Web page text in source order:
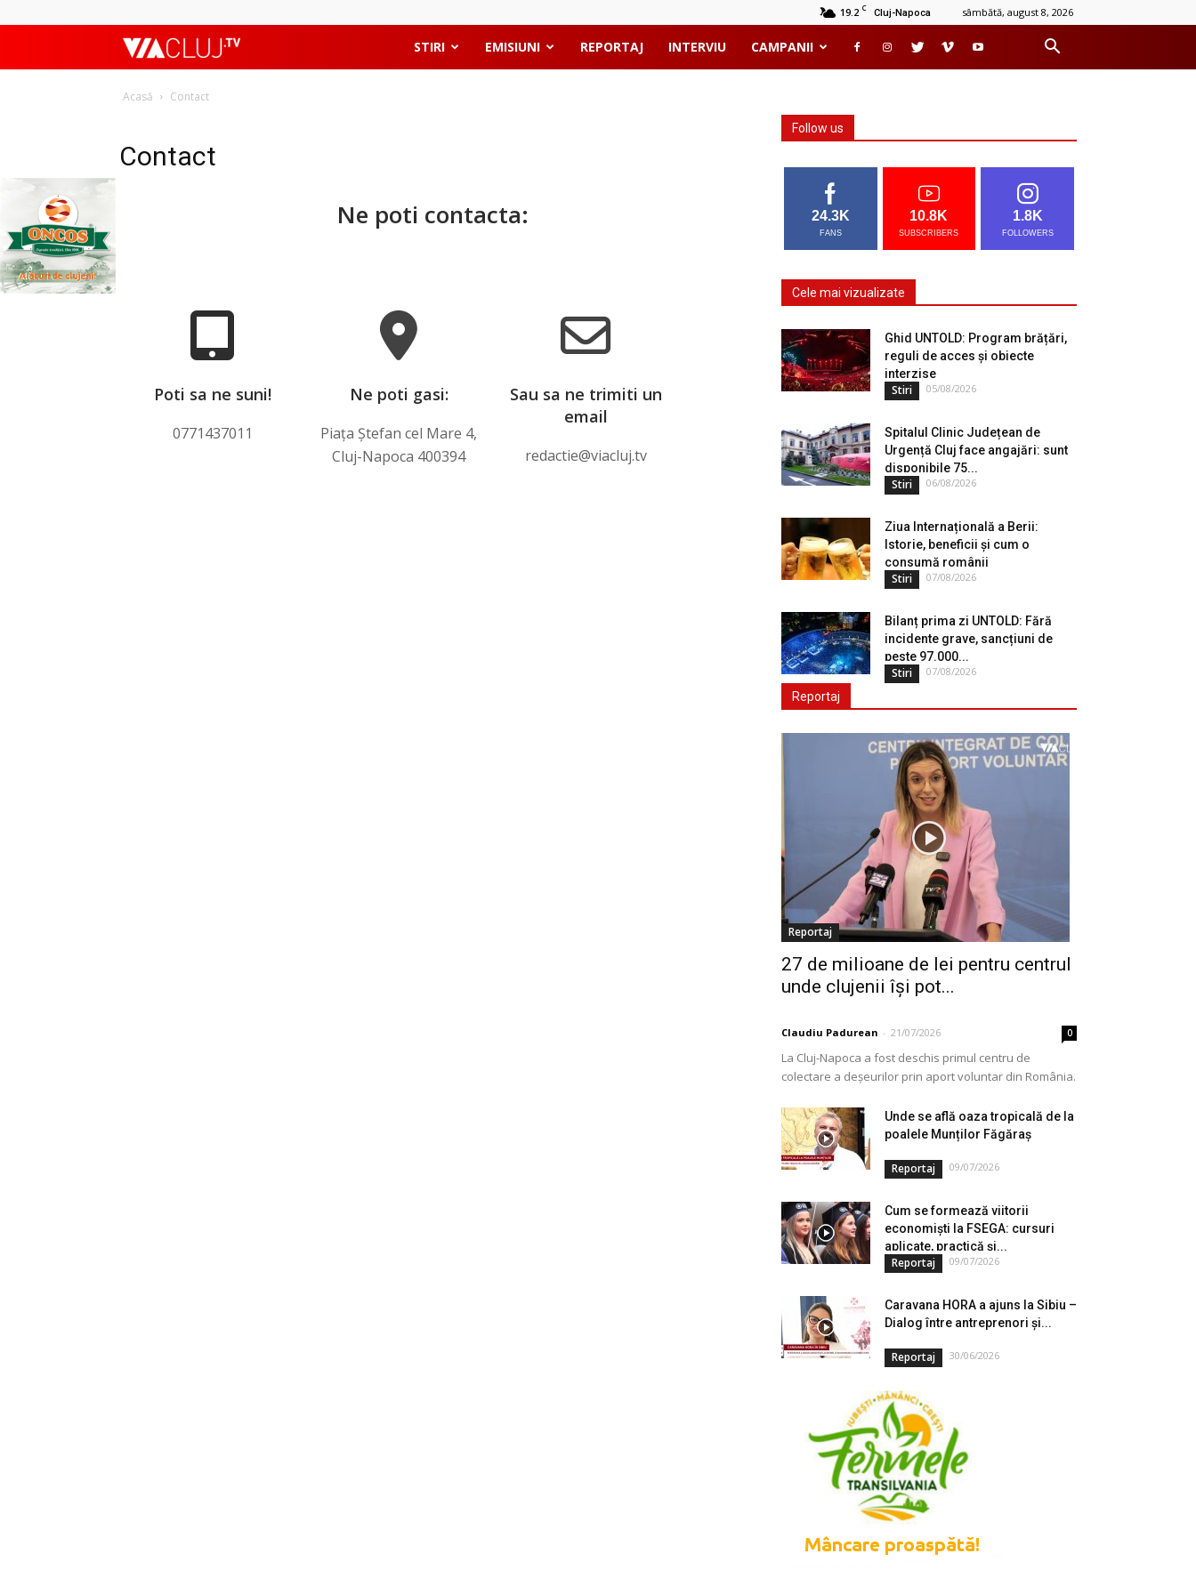
19.2 C Cluj-Napoca sâmbătă, august 8, 2026
ViaClujTV STIRI EMISIUNI REPORTAJ INTERVIU CAMPANII
Acasă Contact
Contact
Ne poti contacta:
Poti sa ne suni!
0771437011
Ne poti gasi:
Piața Ștefan cel Mare 4,
Cluj-Napoca 400394
Sau sa ne trimiti un
email
redactie@viacluj.tv
Follow us
24.3K
FANS
10.8K
SUBSCRIBERS
1.8K
FOLLOWERS
Cele mai vizualizate
Ghid UNTOLD: Program brățări,
reguli de acces și obiecte
interzise
Stiri 05/08/2026
Spitalul Clinic Județean de
Urgență Cluj face angajări: sunt
disponibile 75...
Stiri 06/08/2026
Ziua Internațională a Berii:
Istorie, beneficii și cum o
consumă românii
Stiri 07/08/2026
Bilanț prima zi UNTOLD: Fără
incidente grave, sancțiuni de
peste 97.000...
Stiri 07/08/2026
Reportaj
Reportaj
27 de milioane de lei pentru centrul
unde clujenii își pot...
Claudiu Padurean - 21/07/2026 0
La Cluj-Napoca a fost deschis primul centru de
colectare a deșeurilor prin aport voluntar din România.
Unde se află oaza tropicală de la
poalele Munților Făgăraș
Reportaj 09/07/2026
Cum se formează viitorii
economiști la FSEGA: cursuri
aplicate, practică și...
Reportaj 09/07/2026
Caravana HORA a ajuns la Sibiu –
Dialog între antreprenori și...
Reportaj 30/06/2026